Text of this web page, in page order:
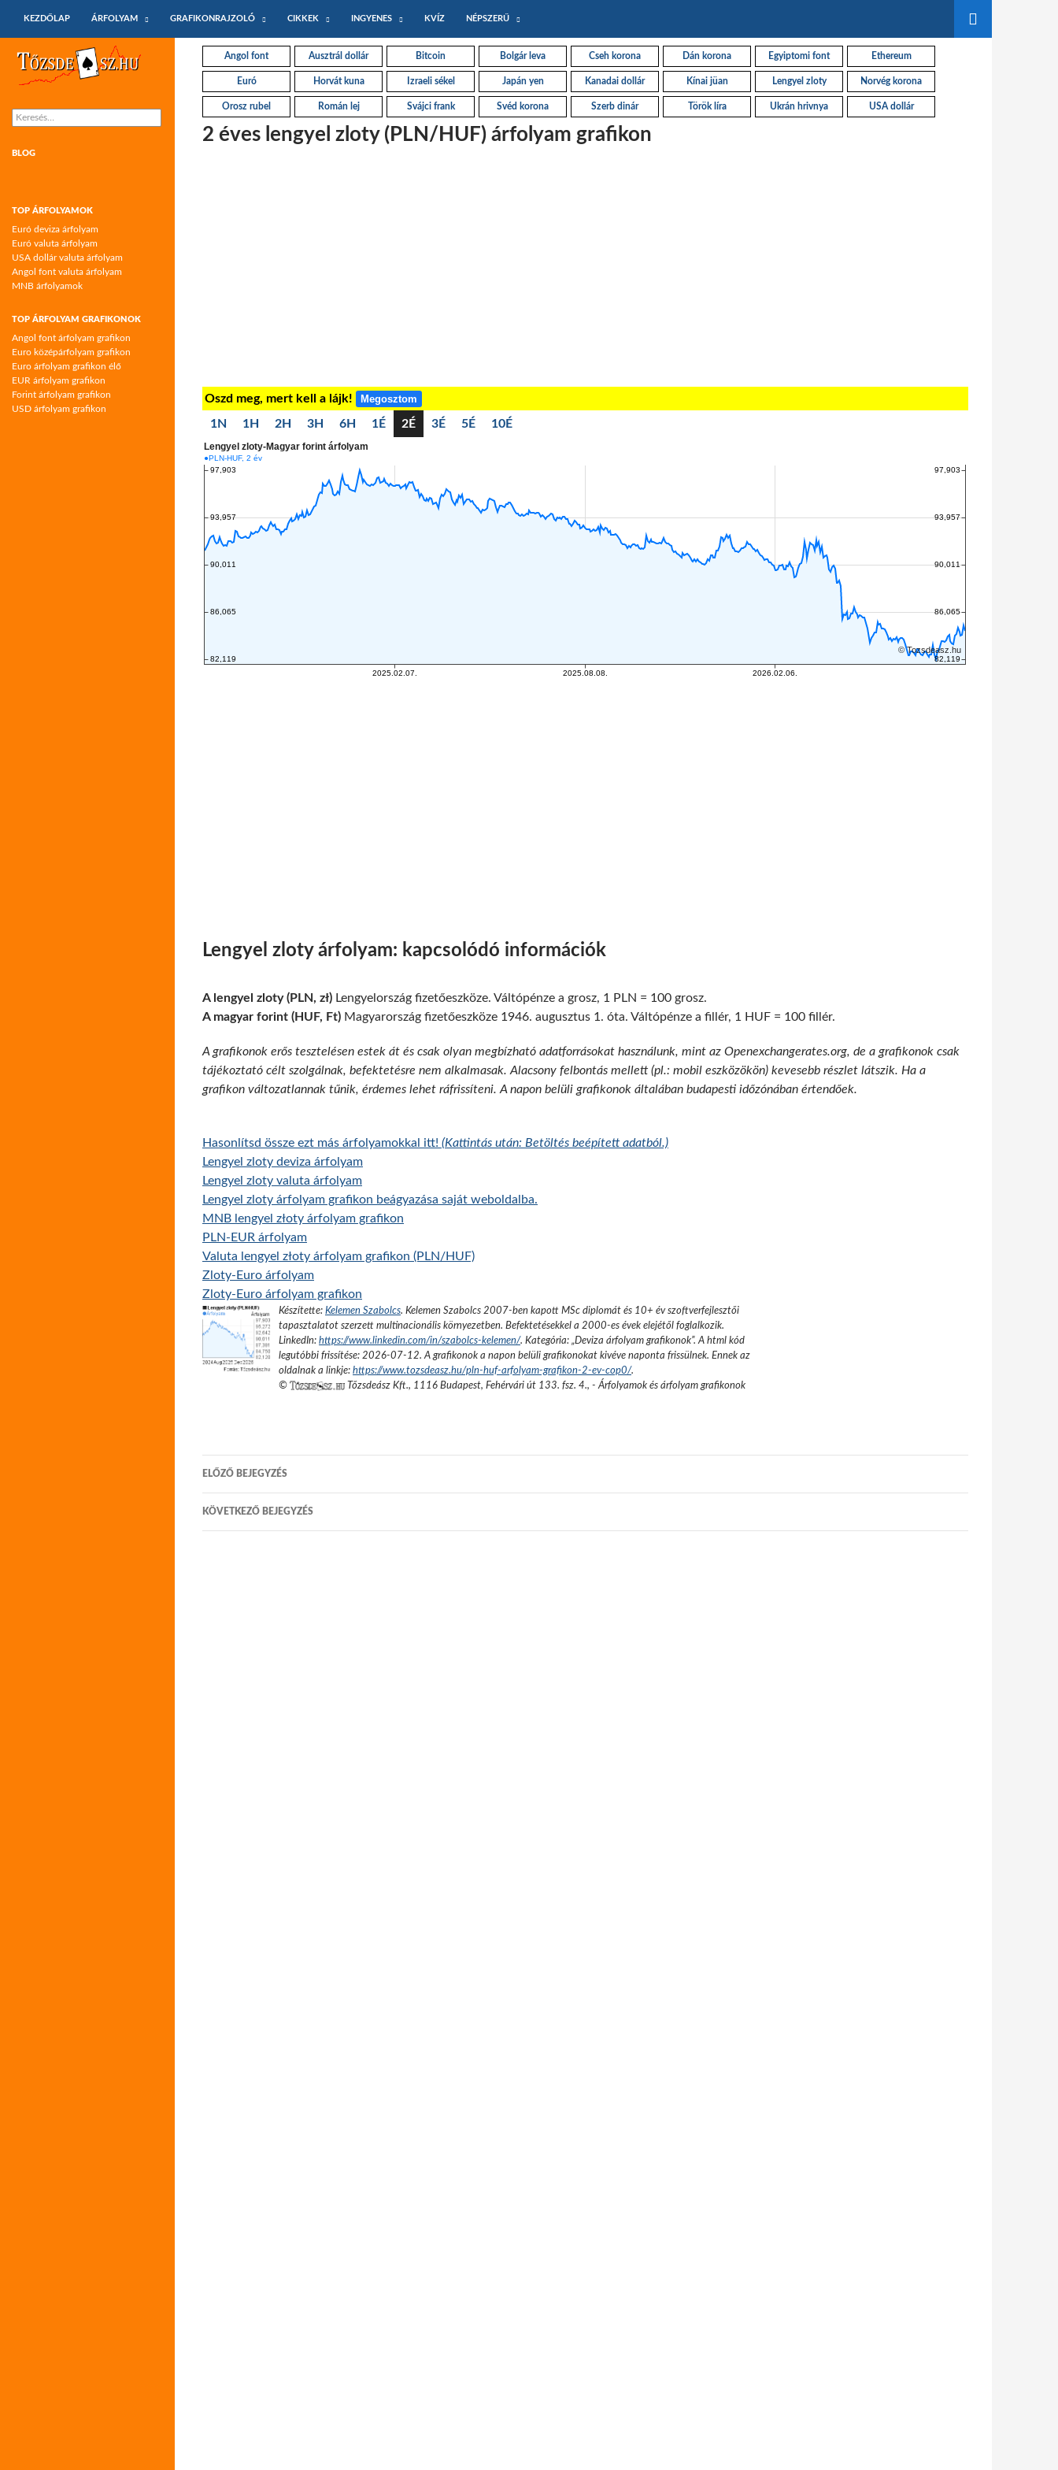
KEZDŐLAP
ÁRFOLYAM GRAFIKONRAJZOLÓ CIKKEK INGYENES KVÍZ NÉPSZERŰ
2 éves lengyel zloty (PLN/HUF) árfolyam grafikon
Oszd meg, mert kell a lájk! Megosztom
1N 1H 2H 3H 6H 1É 2É 3É 5É 10É
Lengyel zloty árfolyam: kapcsolódó információk
A lengyel zloty (PLN, zł) Lengyelország fizetőeszköze. Váltópénze a grosz, 1 PLN = 100 grosz.
A magyar forint (HUF, Ft) Magyarország fizetőeszköze 1946. augusztus 1. óta. Váltópénze a fillér, 1 HUF = 100 fillér.
A grafikonok erős tesztelésen estek át és csak olyan megbízható adatforrásokat használunk, mint az Openexchangerates.org, de a grafikonok csak
tájékoztató célt szolgálnak, befektetésre nem alkalmasak. Alacsony felbontás mellett (pl.: mobil eszközökön) kevesebb részlet látszik. Ha a
grafikon változatlannak tűnik, érdemes lehet ráfrissíteni. A napon belüli grafikonok általában budapesti időzónában értendőek.
Hasonlítsd össze ezt más árfolyamokkal itt! (Kattintás után: Betöltés beépített adatból.)
Lengyel zloty deviza árfolyam
Lengyel zloty valuta árfolyam
Lengyel zloty árfolyam grafikon beágyazása saját weboldalba.
MNB lengyel złoty árfolyam grafikon
PLN-EUR árfolyam
Valuta lengyel złoty árfolyam grafikon (PLN/HUF)
Zloty-Euro árfolyam
Zloty-Euro árfolyam grafikon
Angol font Ausztrál dollár Bitcoin Bolgár leva Cseh korona Dán korona Egyiptomi font Ethereum
Euró Horvát kuna Izraeli sékel Japán yen Kanadai dollár Kínai jüan Lengyel zloty Norvég korona
Orosz rubel Román lej Svájci frank Svéd korona Szerb dinár Török líra Ukrán hrivnya USA dollár
Készítette: Kelemen Szabolcs. Kelemen Szabolcs 2007-ben kapott MSc diplomát és 10+ év szoftverfejlesztői
tapasztalatot szerzett multinacionális környezetben. Befektetésekkel a 2000-es évek elejétől foglalkozik.
LinkedIn: https://www.linkedin.com/in/szabolcs-kelemen/. Kategória: „Deviza árfolyam grafikonok”.A html kód
legutóbbi frissítése: 2026-07-12. A grafikonok a napon belüli grafikonokat kivéve naponta frissülnek. Ennek az
oldalnak a linkje: https://www.tozsdeasz.hu/pln-huf-arfolyam-grafikon-2-ev-cop0/.
©
Tőzsdeász Kft., 1116 Budapest, Fehérvári út 133. fsz. 4., - Árfolyamok és árfolyam grafikonok
Bejegyzés
navigáció
ELŐZŐ BEJEGYZÉS
KÖVETKEZŐ BEJEGYZÉS
Tőzsdeász.hu – árfolyamok és árfolyam
grafikonok
Keresés:
BLOG
TOP ÁRFOLYAMOK
Euró deviza árfolyam
Euró valuta árfolyam
USA dollár valuta árfolyam
Angol font valuta árfolyam
MNB árfolyamok
TOP ÁRFOLYAM GRAFIKONOK
Angol font árfolyam grafikon
Euro középárfolyam grafikon
Euro árfolyam grafikon élő
EUR árfolyam grafikon
Forint árfolyam grafikon
USD árfolyam grafikon